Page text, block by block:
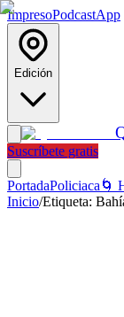
ImpresoPodcastApp
Edición
Suscríbete gratis
PortadaPoliciaca 🌀
Inicio/Etiqueta: